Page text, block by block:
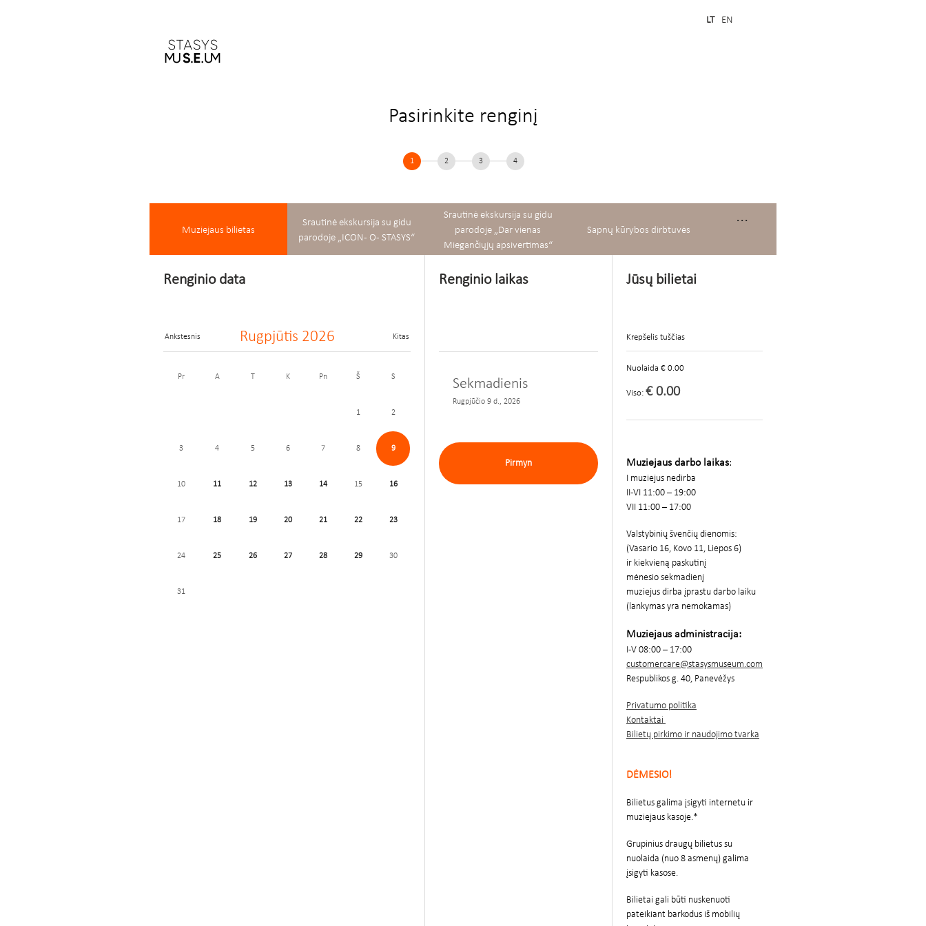
EN
LT
Pasirinkite renginį
1 2 3 4
Muziejaus bilietas
Srautinė ekskursija su gidu
parodoje „ICON - O - STASYS“
Srautinė ekskursija su gidu
parodoje „Dar vienas
Miegančiųjų apsivertimas“
Sapnų kūrybos dirbtuvės
...
Renginio data
Ankstesnis Kitas
Rugpjūtis 2026
Pr A T K Pn Š S
1 2
3 4 5 6 7 8 9
10 11 12 13 14 15 16
17 18 19 20 21 22 23
24 25 26 27 28 29 30
31
Renginio laikas
Sekmadienis
Rugpjūčio 9 d., 2026
Pirmyn
Jūsų bilietai
Krepšelis tuščias
Nuolaida € 0.00
Viso: € 0.00
Muziejaus darbo laikas:
I muziejus nedirba
II-VI 11:00 – 19:00
VII 11:00 – 17:00
Valstybinių švenčių dienomis:
(Vasario 16, Kovo 11, Liepos 6)
ir kiekvieną paskutinį
mėnesio sekmadienį
muziejus dirba įprastu darbo laiku
(lankymas yra nemokamas)
Muziejaus administracija:
I-V 08:00 – 17:00
customercare@stasysmuseum.com
Respublikos g. 40, Panevėžys
Privatumo politika
Kontaktai
Bilietų pirkimo ir naudojimo tvarka
DĖMESIO!
Bilietus galima įsigyti internetu ir
muziejaus kasoje.*
Grupinius draugų bilietus su
nuolaida (nuo 8 asmenų) galima
įsigyti kasose.
Bilietai gali būti nuskenuoti
pateikiant barkodus iš mobilių